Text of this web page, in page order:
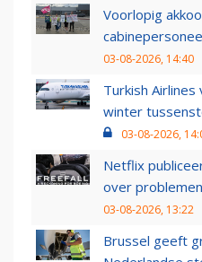
Voorlopig
03-08-2026, 14:40
Turkish
winter
03-08-2026,
Netflix
over
03-08-2026, 13:22
Brussel geeft